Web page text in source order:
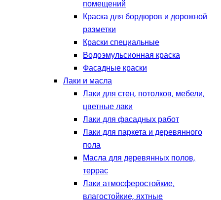
помещений
Краска для бордюров и дорожной
разметки
Краски специальные
Водоэмульсионная краска
Фасадные краски
Лаки и масла
Лаки для стен, потолков, мебели,
цветные лаки
Лаки для фасадных работ
Лаки для паркета и деревянного
пола
Масла для деревянных полов,
террас
Лаки атмосферостойкие,
влагостойкие, яхтные